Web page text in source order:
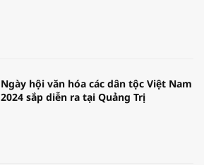
Ngày hội văn hóa các dân tộc Việt Nam
2024 sắp diễn ra tại Quảng Trị